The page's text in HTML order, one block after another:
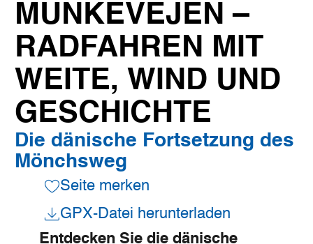
MUNKEVEJEN –
RADFAHREN MIT
WEITE, WIND UND
GESCHICHTE
Die dänische Fortsetzung des
Mönchsweg
Seite merken
GPX-Datei herunterladen
Entdecken Sie die dänische